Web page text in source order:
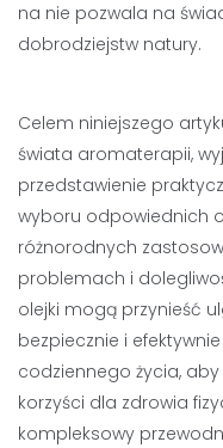
na nie pozwala na
dobrodziejstw natury.
Celem niniejszego
świata aromaterapii,
przedstawienie
wyboru odpowiednich
różnorodnych
problemach i
olejki mogą przynieść
bezpiecznie i
codziennego życia,
korzyści dla zdrowia
kompleksowy